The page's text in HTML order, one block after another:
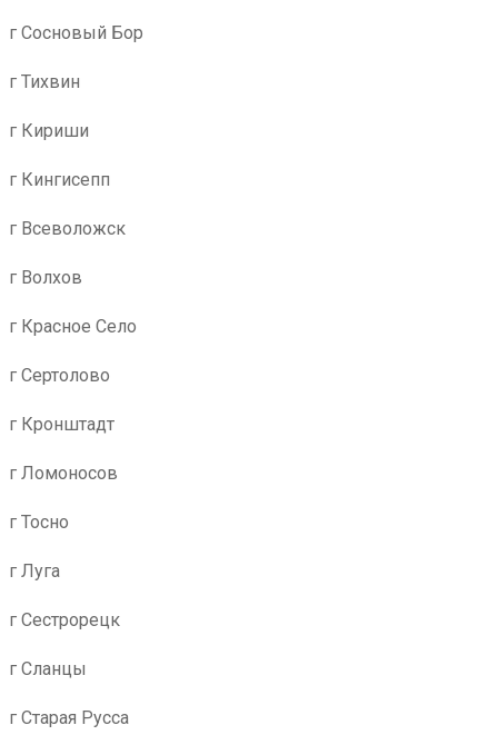
г Сосновый Бор
г Тихвин
г Кириши
г Кингисепп
г Всеволожск
г Волхов
г Красное Село
г Сертолово
г Кронштадт
г Ломоносов
г Тосно
г Луга
г Сестрорецк
г Сланцы
г Старая Русса